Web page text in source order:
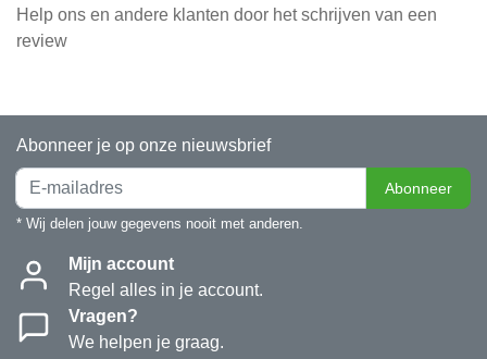
Help ons en andere klanten door het schrijven van een
review
Abonneer je op onze nieuwsbrief
Abonneer
* Wij delen jouw gegevens nooit met anderen.
Mijn account
Regel alles in je account.
Vragen?
We helpen je graag.